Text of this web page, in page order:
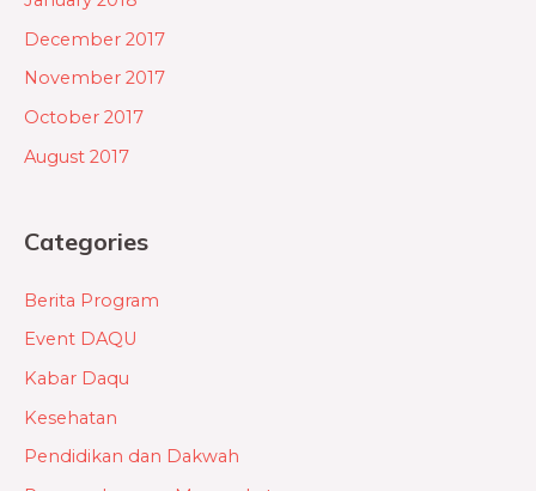
December 2017
November 2017
October 2017
August 2017
Categories
Berita Program
Event DAQU
Kabar Daqu
Kesehatan
Pendidikan dan Dakwah